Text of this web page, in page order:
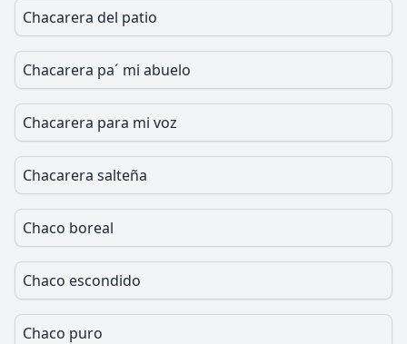
Chacarera del patio
Chacarera pa´ mi abuelo
Chacarera para mi voz
Chacarera salteña
Chaco boreal
Chaco escondido
Chaco puro